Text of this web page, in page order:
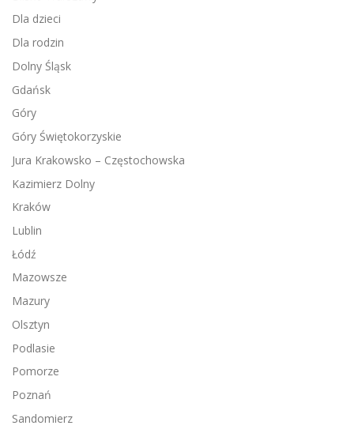
Dla dzieci
Dla rodzin
Dolny Śląsk
Gdańsk
Góry
Góry Świętokorzyskie
Jura Krakowsko – Częstochowska
Kazimierz Dolny
Kraków
Lublin
Łódź
Mazowsze
Mazury
Olsztyn
Podlasie
Pomorze
Poznań
Sandomierz